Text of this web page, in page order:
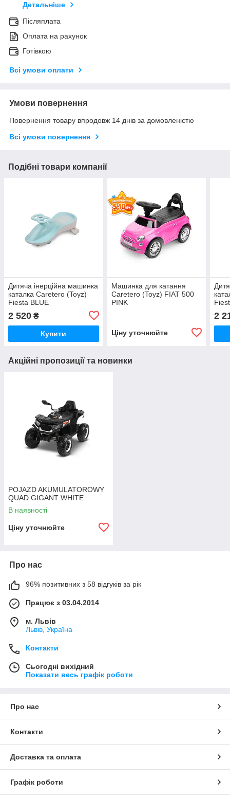
Детальніше
Післяплата
Оплата на рахунок
Готівкою
Всі умови оплати
Умови повернення
Повернення товару впродовж 14 днів за домовленістю
Всі умови повернення
Подібні товари компанії
Дитяча інерційна машинка
каталка Caretero (Toyz)
Fiesta BLUE
2 520 ₴
Купити
Машинка для катання
Caretero (Toyz) FIAT 500
PINK
Ціну уточнюйте
2
Акційні пропозиції та новинки
POJAZD AKUMULATOROWY
QUAD GIGANT WHITE
В наявності
Ціну уточнюйте
Про нас
96% позитивних з 58 відгуків за рік
Працює з 03.04.2014
м. Львів
Львів, Україна
Контакти
Сьогодні вихідний
Показати весь графік роботи
Про нас
Контакти
Доставка та оплата
Графік роботи